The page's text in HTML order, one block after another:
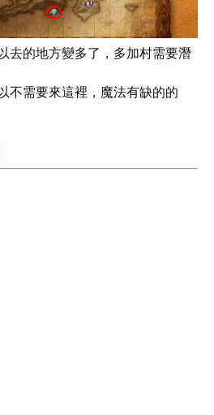
去的地方變多了，多加村需要潛
不需要來這裡，魔法有缺的的